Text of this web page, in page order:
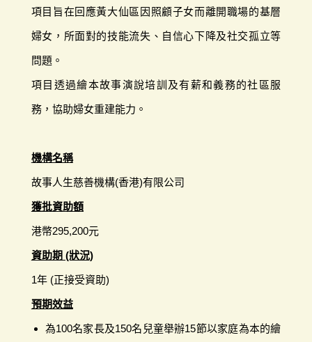
項目旨在回應黃大仙區因照顧子女而離開職場的基層
婦女，所面對的技能流失、自信心下降及社交孤立等
問題。
項目透過繪本故事演說培訓及有薪和義務的社區服
務，協助婦女重建能力。
機構名稱
故事人生慈善機構(香港)有限公司
獲批資助額
港幣295,200元
資助期 (狀況)
1年 (正接受資助)
預期效益
為100名家長及150名兒童舉辦15節以家庭為本的繪